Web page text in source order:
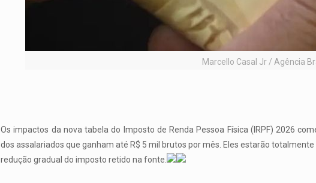
Marcello Casal Jr / Agência
Os impactos da nova tabela do Imposto de Renda Pessoa Física (IRPF) 2026
dos assalariados que ganham até R$ 5 mil brutos por mês. Eles estarão
redução gradual do imposto retido na fonte.